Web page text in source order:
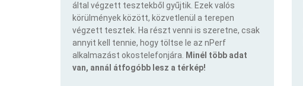
által végzett tesztekből gyűjtik. Ezek valós
körülmények között, közvetlenül a terepen
végzett tesztek. Ha részt venni is szeretne, csak
annyit kell tennie, hogy töltse le az nPerf
alkalmazást okostelefonjára.
Minél több adat
van, annál átfogóbb lesz a térkép!